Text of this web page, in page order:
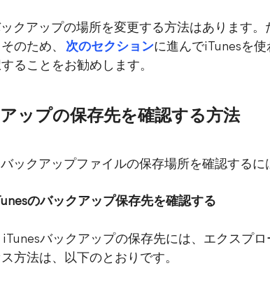
クアップの場所を変更する方法はあります
のため、
次のセクションに進んでiTunesを
ることをお勧めします。
ップの保存先を確認する方法
ックアップファイルの保存場所を確認するに
のバックアップ保存先を確認する
バックアップの保存先には、エクスプ
方法は、以下のとおりです。